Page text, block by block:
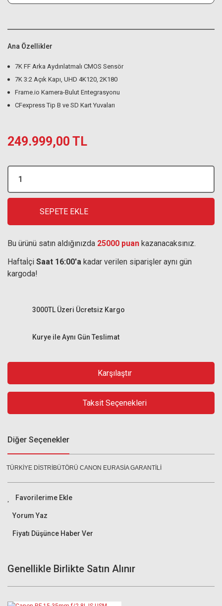
Ana Özellikler
7K FF Arka Aydınlatmalı CMOS Sensör
7K 3:2 Açık Kapı, UHD 4K120, 2K180
Frame.io Kamera-Bulut Entegrasyonu
CFexpress Tip B ve SD Kart Yuvaları
249.999,00 TL
SEPETE EKLE
Bu ürünü satın aldığınızda 25000 puan kazanacaksınız.
Haftaİçi Saat 16:00'a kadar verilen siparişler aynı gün
kargoda!
Kurye ile Aynı Gün Teslimat
3000TL Üzeri Ücretsiz Kargo
Karşılaştır
Taksit Seçenekleri
Diğer Seçenekler
TÜRKİYE DİSTRİBÜTÖRÜ CANON EURASİA GARANTİLİ
Yorum Yaz
Fiyatı Düşünce Haber Ver
Genellikle Birlikte Satın Alınır